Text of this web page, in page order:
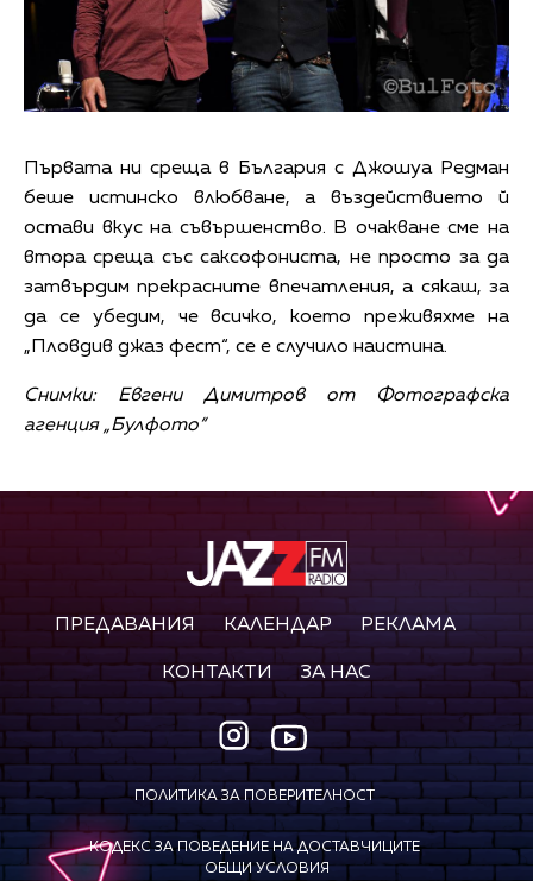
Първата ни среща в България с Джошуа Редман
беше истинско влюбване, а въздействието й
остави вкус на съвършенство. В очакване сме на
втора среща със саксофониста, не просто за да
затвърдим прекрасните впечатления, а сякаш, за
да се убедим, че всичко, което преживяхме на
„Пловдив джаз фест“, се е случило наистина.
Снимки: Евгени Димитров от Фотографска
агенция „Булфото“
ПРЕДАВАНИЯ КАЛЕНДАР РЕКЛАМА
КОНТАКТИ ЗА НАС
ПОЛИТИКА ЗА ПОВЕРИТЕЛНОСТ
КОДЕКС ЗА ПОВЕДЕНИЕ НА ДОСТАВЧИЦИТЕ
ОБЩИ УСЛОВИЯ